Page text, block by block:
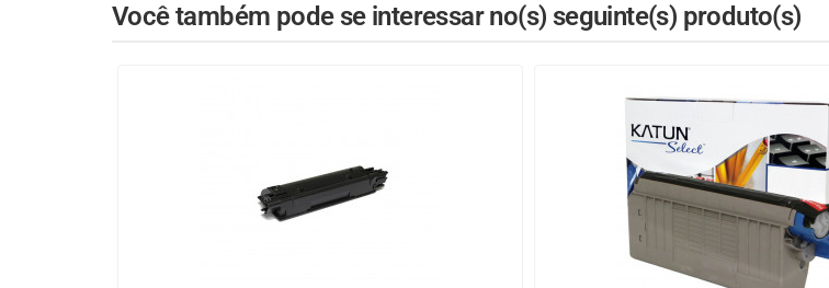
Você também pode se interessar no(s) seguinte(s) produto(s)